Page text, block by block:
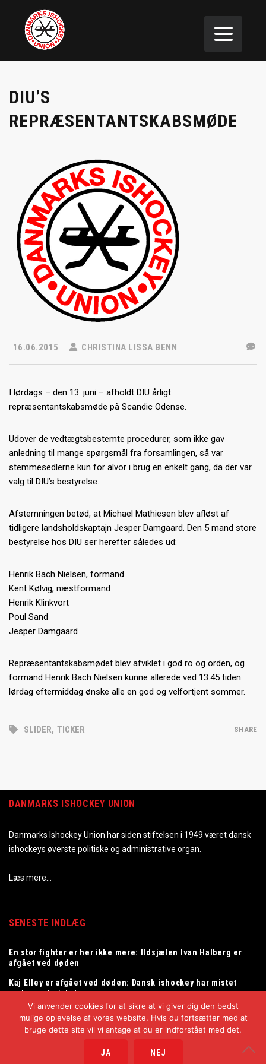
DIU’S
REPRÆSENTANTSKABSMØDE
16.06.2015 CHRISTINA LISSA BENN
I lørdags – den 13. juni – afholdt DIU årligt
repræsentantskabsmøde på Scandic Odense.
Udover de vedtægtsbestemte procedurer, som ikke gav
anledning til mange spørgsmål fra forsamlingen, så var
stemmesedlerne kun for alvor i brug en enkelt gang, da der var
valg til DIU’s bestyrelse.
Afstemningen betød, at Michael Mathiesen blev afløst af
tidligere landsholdskaptajn Jesper Damgaard. Den 5 mand store
bestyrelse hos DIU ser herefter således ud:
Henrik Bach Nielsen, formand
Kent Kølvig, næstformand
Henrik Klinkvort
Poul Sand
Jesper Damgaard
Repræsentantskabsmødet blev afviklet i god ro og orden, og
formand Henrik Bach Nielsen kunne allerede ved 13.45 tiden
lørdag eftermiddag ønske alle en god og velfortjent sommer.
SLIDER, TICKER SHARE
DANMARKS ISHOCKEY UNION
Danmarks Ishockey Union har siden stiftelsen i 1949 været dansk
ishockeys øverste politiske og administrative organ.
Læs mere…
SENESTE INDLÆG
En stor fighter er her ikke mere: Ildsjælen Ivan Halberg er
afgået ved døden
Kaj Elley er afgået ved døden: Dansk ishockey har mistet
en legendarisk dommer
Tommy Samuelsson ny landstræner for herrelandsholdet
Copyright © 2025
Vi anvender cookies for at sikre at vi giver dig den bedst
mulige oplevelse af vores website. Hvis du fortsætter med at
bruge dette site vil vi antage at du er indforstået med det.
JA NEJ